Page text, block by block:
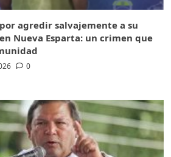
agredir salvajemente a su
Nueva Esparta: un crimen que
0